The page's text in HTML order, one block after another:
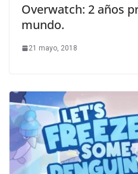
Overwatch: 2 años
mundo.
21 mayo, 2018